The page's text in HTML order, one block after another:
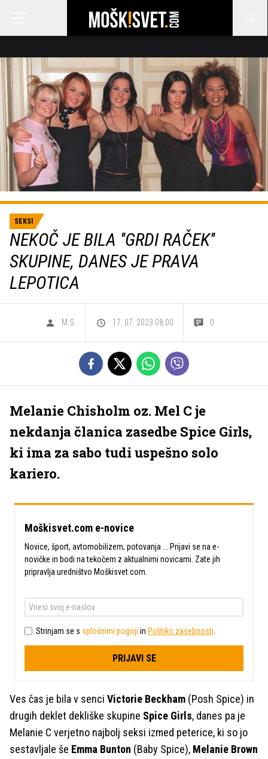
SEKSI
NEKOČ JE BILA ''GRDI RAČEK''
SKUPINE, DANES JE PRAVA
LEPOTICA
M.S. 17. 07. 2023 08.00 0
Melanie Chisholm oz. Mel C je
nekdanja članica zasedbe Spice Girls,
ki ima za sabo tudi uspešno solo
kariero.
Moškisvet.com e-novice
Novice, šport, avtomobilizem, potovanja ... Prijavi se na e-
novičke in bodi na tekočem z aktualnimi novicami. Zate jih
pripravlja uredništvo Moškisvet.com.
Strinjam se s splošnimi pogoji in Politiko zasebnosti
PRIJAVI SE
Ves čas je bila v senci Victorie Beckham (Posh Spice) in
drugih deklet dekliške skupine Spice Girls, danes pa je
Melanie C verjetno najbolj seksi izmed peterice, ki so jo
sestavljale še Emma Bunton (Baby Spice), Melanie Brown